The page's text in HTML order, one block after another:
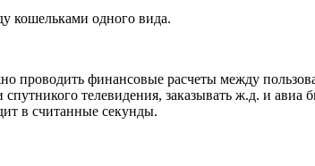
кошельками одного вида.
финансовые расчеты между
спутникого телевидения, заказывать ж.д. и
в считанные секунды.